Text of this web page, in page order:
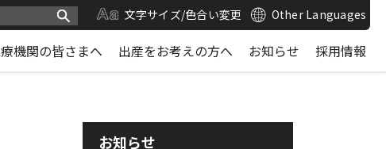
文字サイズ/色合い変更 Other Languages
機関の皆さまへ 出産をお考えの方へ お知らせ 採用情報
お知らせ